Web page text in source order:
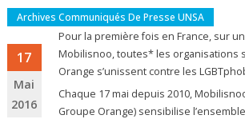
Archives Communiqués De Presse UNSA
17
Mai
2016
Pour la première fois en France, sur
Mobilisnoo, toutes* les organisations
Orange s’unissent contre les
Chaque 17 mai depuis 2010,
Groupe Orange) sensibilise